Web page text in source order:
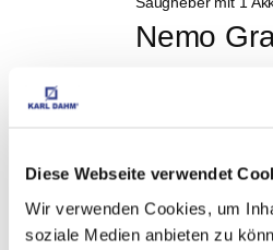
Diese Webseite verwendet
Wir verwenden Cookies, um
soziale Medien anbieten zu
Nemo
Art. Nr.
EUR399,00Exkl.
EUR474,81Inkl.